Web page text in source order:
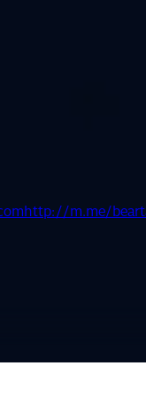
http://m.me/